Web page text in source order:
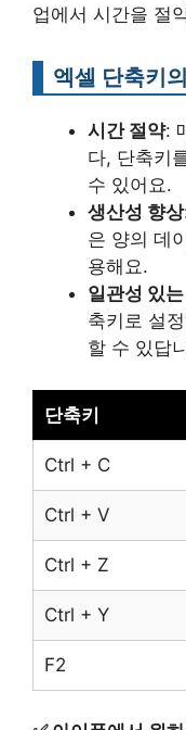
업에서 시간을 절
엑셀 단축키
시간 절약:
다, 단축키
수 있어요.
생산성 향상
은 양의 데
용해요.
일관성 있는
축키로 설
할 수 있답
단축키
Ctrl + C
Ctrl + V
Ctrl + Z
Ctrl + Y
F2